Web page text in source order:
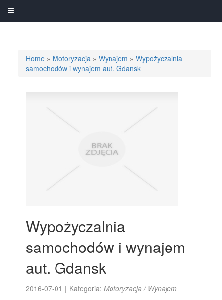
Home » Motoryzacja »Wynajem »Wypożyczalnia
samochodów i wynajem aut. Gdansk
Wypożyczalnia
samochodów i wynajem
aut. Gdansk
2016-07-01 | Kategoria:Motoryzacja / Wynajem